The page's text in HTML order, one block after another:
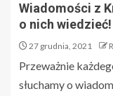
Wiadomości z
o nich wiedzieć!
27 grudnia, 2021
Przeważnie
słuchamy o